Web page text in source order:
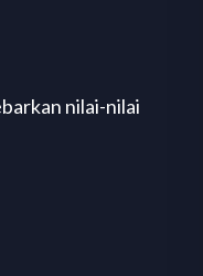
nilai-nilai